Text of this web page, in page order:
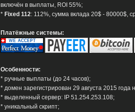
включён в выплаты, ROI 55%;
* Fixed 112: 112%, сумма вклада 20$ - 80000$,
Платёжные системы:
Особенности:
* ручные выплаты (до 24 часов);
* домен зарегистрирован 29 августа 2015 года
* выделенный сервер: IP 51.254.253.108;
* уникальный скрипт;